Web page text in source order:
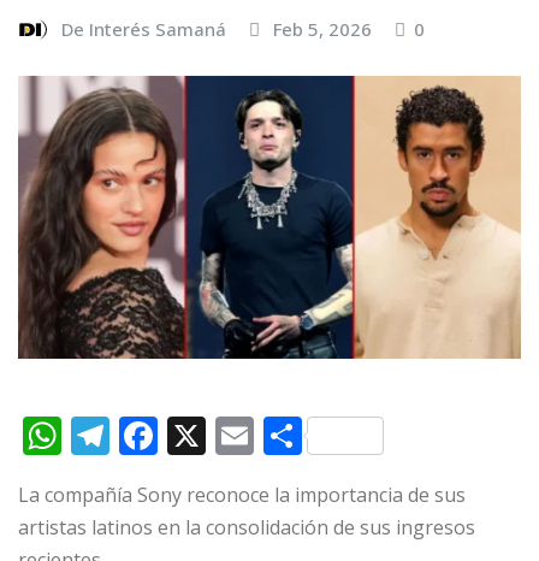
De Interés Samaná Feb 5, 2026 0
W
at
T
el
e
F
c
X E
m
ai
C
m
La compañía Sony reconoce la importancia de sus
artistas latinos en la consolidación de sus ingresos